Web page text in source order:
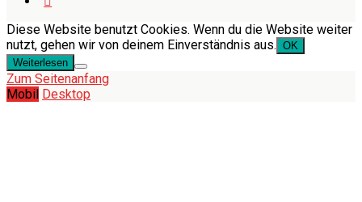
Diese Website benutzt Cookies. Wenn du die Website weiter
nutzt, gehen wir von deinem Einverständnis aus. OK
Weiterlesen
Zum Seitenanfang
Mobil Desktop